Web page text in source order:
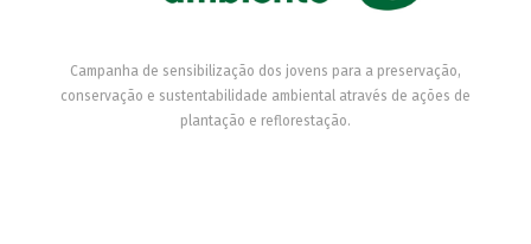
Campanha de sensibilização dos jovens para a preservação,
conservação e sustentabilidade ambiental através de ações de
plantação e reflorestação.